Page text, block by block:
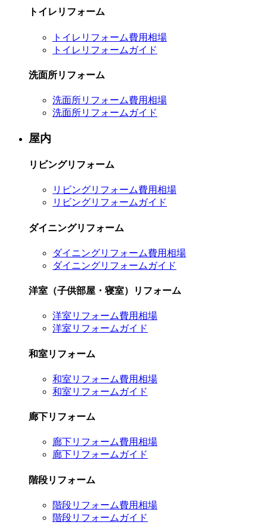
トイレリフォーム
トイレリフォーム費用相場
トイレリフォームガイド
洗面所リフォーム
洗面所リフォーム費用相場
洗面所リフォームガイド
屋内
リビングリフォーム
リビングリフォーム費用相場
リビングリフォームガイド
ダイニングリフォーム
ダイニングリフォーム費用相場
ダイニングリフォームガイド
洋室（子供部屋・寝室）リフォーム
洋室リフォーム費用相場
洋室リフォームガイド
和室リフォーム
和室リフォーム費用相場
和室リフォームガイド
廊下リフォーム
廊下リフォーム費用相場
廊下リフォームガイド
階段リフォーム
階段リフォーム費用相場
階段リフォームガイド